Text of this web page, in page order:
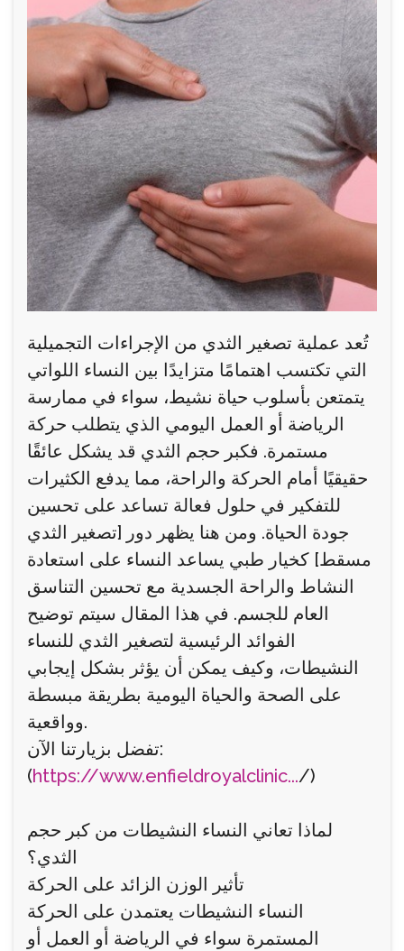
تُعد عملية تصغير الثدي من الإجراءات التجميلية
التي تكتسب اهتمامًا متزايدًا بين النساء اللواتي
يتمتعن بأسلوب حياة نشيط، سواء في ممارسة
الرياضة أو العمل اليومي الذي يتطلب حركة
مستمرة. فكبر حجم الثدي قد يشكل عائقًا
حقيقيًا أمام الحركة والراحة، مما يدفع الكثيرات
للتفكير في حلول فعالة تساعد على تحسين
جودة الحياة. ومن هنا يظهر دور [تصغير الثدي
مسقط] كخيار طبي يساعد النساء على استعادة
النشاط والراحة الجسدية مع تحسين التناسق
العام للجسم. في هذا المقال سيتم توضيح
الفوائد الرئيسية لتصغير الثدي للنساء
النشيطات، وكيف يمكن أن يؤثر بشكل إيجابي
على الصحة والحياة اليومية بطريقة مبسطة
وواقعية.
تفضل بزيارتنا الآن:
(https://www.enfieldroyalclinic.../)
لماذا تعاني النساء النشيطات من كبر حجم
الثدي؟
تأثير الوزن الزائد على الحركة
النساء النشيطات يعتمدن على الحركة
المستمرة سواء في الرياضة أو العمل أو